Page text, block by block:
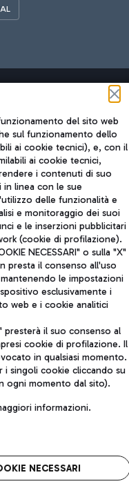
a direzione e
Roma 13032990155 P.
00054 Fiumicino (RM)
INNOVAZIONE
del sito web
sul funzionamento dello
ai cookie tecnici), e, con il
ai cookie tecnici,
i contenuti di suo
in linea con le sue
delle funzionalità e
e monitoraggio dei suoi
e le inserzioni pubblicitari
(cookie di profilazione).
NECESSARI" o sulla "X"
presta il consenso all'uso
le impostazioni
esclusivamente i
web e i cookie analitici
presterà il suo consenso al
cookie di profilazione. Il
in qualsiasi momento.
i singoli cookie cliccando su
ogni momento dal sito).
informazioni.
NECESSARI